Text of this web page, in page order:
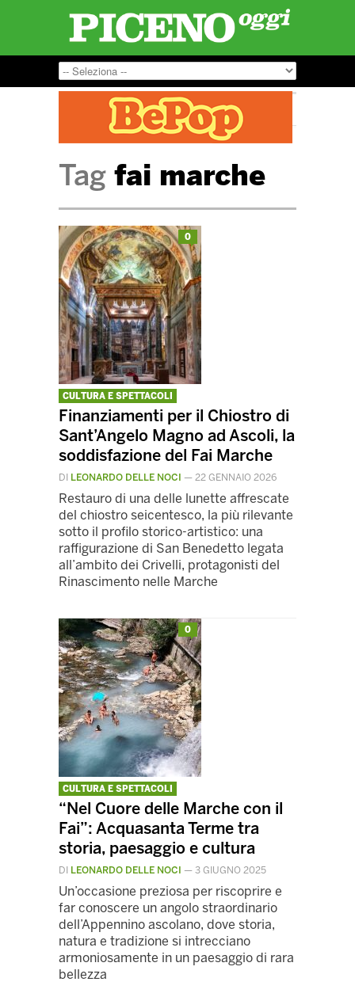
Tag fai marche
0
CULTURA E SPETTACOLI
Finanziamenti per il Chiostro di
Sant’Angelo Magno ad Ascoli, la
soddisfazione del Fai Marche
DI LEONARDO DELLE NOCI — 22 GENNAIO 2026
Restauro di una delle lunette affrescate
del chiostro seicentesco, la più rilevante
sotto il profilo storico-artistico: una
raffigurazione di San Benedetto legata
all’ambito dei Crivelli, protagonisti del
Rinascimento nelle Marche
0
CULTURA E SPETTACOLI
“Nel Cuore delle Marche con il
Fai”: Acquasanta Terme tra
storia, paesaggio e cultura
DI LEONARDO DELLE NOCI — 3 GIUGNO 2025
Un’occasione preziosa per riscoprire e
far conoscere un angolo straordinario
dell’Appennino ascolano, dove storia,
natura e tradizione si intrecciano
armoniosamente in un paesaggio di rara
bellezza